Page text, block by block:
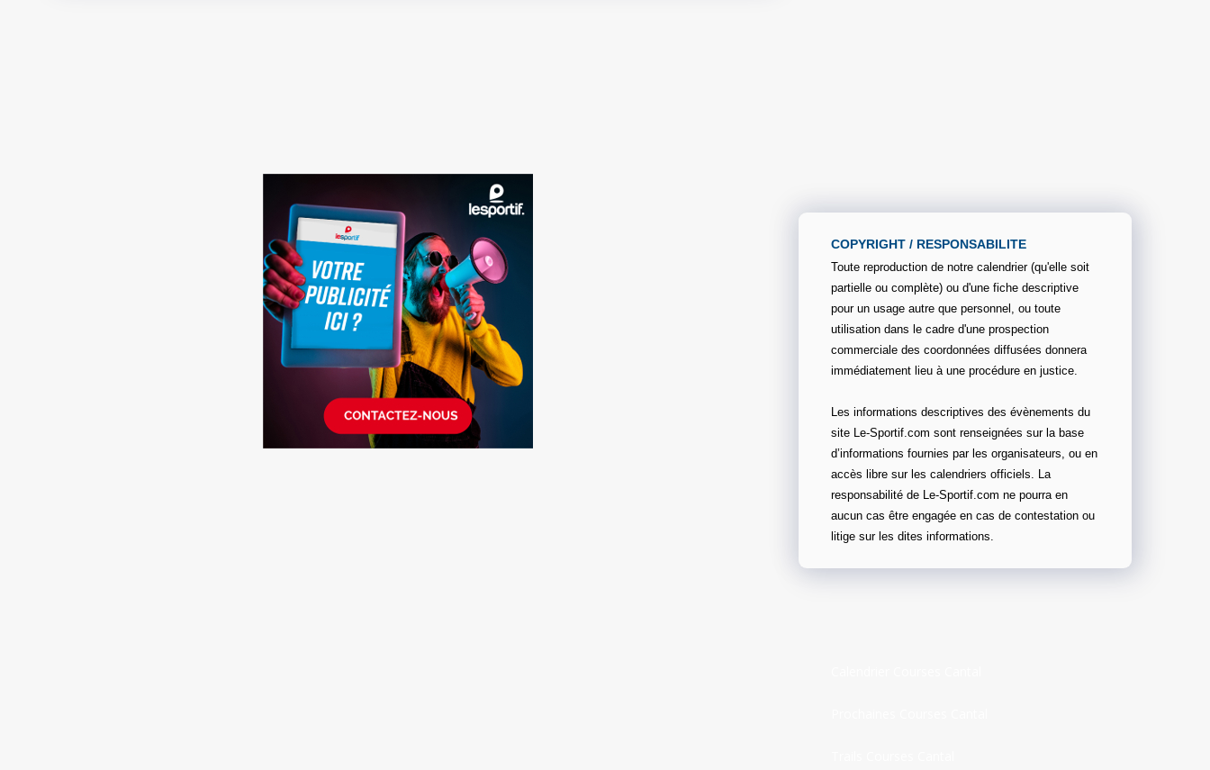
COPYRIGHT / RESPONSABILITE
Toute reproduction de notre calendrier (qu'elle soit
partielle ou complète) ou d'une fiche descriptive
pour un usage autre que personnel, ou toute
utilisation dans le cadre d'une prospection
commerciale des coordonnées diffusées donnera
immédiatement lieu à une procédure en justice.
Les informations descriptives des évènements du
site Le-Sportif.com sont renseignées sur la base
d’informations fournies par les organisateurs, ou en
accès libre sur les calendriers officiels. La
responsabilité de Le-Sportif.com ne pourra en
aucun cas être engagée en cas de contestation ou
litige sur les dites informations.